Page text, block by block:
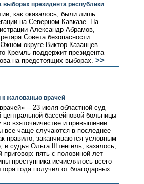
президента республики
как оказалось, были лишь
на Северном Кавказе. На
Александр Абрамов,
Совета безопасности
округе Виктор Казанцев
Кремль поддержит президента
на предстоящих выборах. >>
к жалованью врачей
-- 23 июля областной суд
центральной бассейновой больницы
взяточничестве и превышении
все чаще случаются в последнее
правило, заканчиваются условным
и судья Ольга Штенгель, казалось,
пять с половиной лет
преступника исчислялось всего
года получил от благодарных